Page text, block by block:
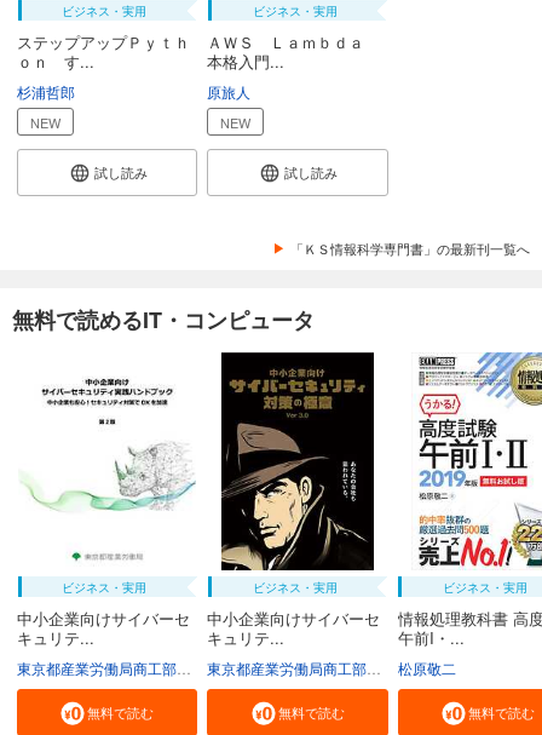
ビジネス・実用
ステップアップＰｙｔｈ
ｏｎ す...
杉浦哲郎
NEW
試し読み
ビジネス・実用
ＡＷＳ Ｌａｍｂｄａ
本格入門...
原旅人
NEW
試し読み
「ＫＳ情報科学専門書」の最新刊一覧へ
無料で読めるIT・コンピュータ
ビジネス・実用
中小企業向けサイバーセ
キュリテ...
無料で読む
ビジネス・実用
中小企業向けサイバーセ
キュリテ...
無料で読む
ビジネス・実用
情報処理教科書 高
午前I・...
松原敬二
無料で読む